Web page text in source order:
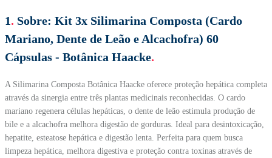
1. Sobre: Kit 3x Silimarina Composta (Cardo
Mariano, Dente de Leão e Alcachofra) 60
Cápsulas - Botânica Haacke.
A Silimarina Composta Botânica Haacke oferece proteção hepática completa
através da sinergia entre três plantas medicinais reconhecidas. O cardo
mariano regenera células hepáticas, o dente de leão estimula produção de
bile e a alcachofra melhora digestão de gorduras. Ideal para desintoxicação,
hepatite, esteatose hepática e digestão lenta. Perfeita para quem busca
limpeza hepática, melhora digestiva e proteção contra toxinas através de